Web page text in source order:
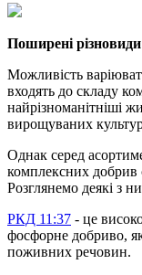
Поширені
Можливість
входять до складу
найрізноманітніші
вирощуваних
Однак серед
комплексних добрив
Розглянемо деякі з
РКД 11:37 - це
фосфорне добриво,
поживних речовин.